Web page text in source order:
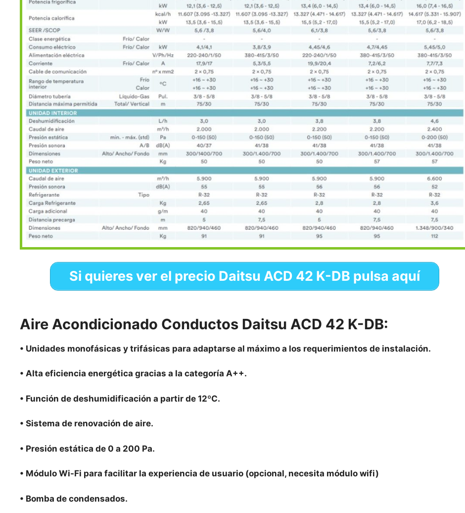
Si quieres ver el precio Daitsu ACD 42 K-DB pulsa aquí
Aire Acondicionado Conductos Daitsu ACD 42 K-DB:
• Unidades monofásicas y trifásicas para adaptarse al máximo a los requerimientos de instalación.
• Alta eficiencia energética gracias a la categoría A++.
• Función de deshumidificación a partir de 12ºC.
• Sistema de renovación de aire.
• Presión estática de 0 a 200 Pa.
• Módulo Wi-Fi para facilitar la experiencia de usuario (opcional, necesita módulo wifi)
• Bomba de condensados.